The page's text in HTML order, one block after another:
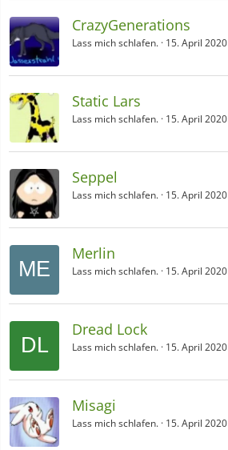
CrazyGenerations
Lass mich schlafen. 15. April 2020
Static Lars
Lass mich schlafen. 15. April 2020
Seppel
Lass mich schlafen. 15. April 2020
Merlin
Lass mich schlafen. 15. April 2020
Dread Lock
Lass mich schlafen. 15. April 2020
Misagi
Lass mich schlafen. 15. April 2020